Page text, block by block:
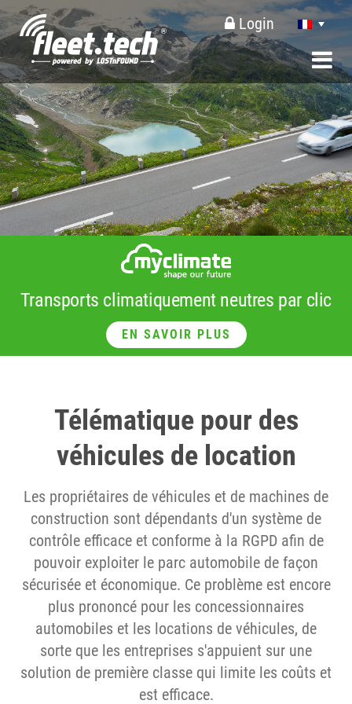
Login
Transports climatiquement neutres par clic
EN SAVOIR PLUS
Télématique pour des
véhicules de location
Les propriétaires de véhicules et de machines de
construction sont dépendants d'un système de
contrôle efficace et conforme à la RGPD afin de
pouvoir exploiter le parc automobile de façon
sécurisée et économique. Ce problème est encore
plus prononcé pour les concessionnaires
automobiles et les locations de véhicules, de
sorte que les entreprises s'appuient sur une
solution de première classe qui limite les coûts et
est efficace.